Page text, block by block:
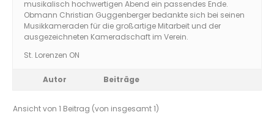
musikalisch hochwertigen Abend ein passendes Ende.
Obmann Christian Guggenberger bedankte sich bei seinen
Musikkameraden für die großartige Mitarbeit und der
ausgezeichneten Kameradschaft im Verein.
St. Lorenzen ON
Autor Beiträge
Ansicht von 1 Beitrag (von insgesamt 1)